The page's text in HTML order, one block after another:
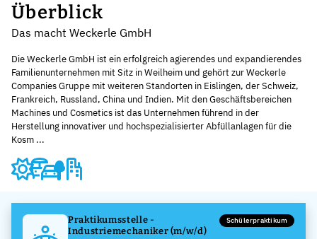
Überblick
Das macht Weckerle GmbH
Die Weckerle GmbH ist ein erfolgreich agierendes und expandierendes
Familienunternehmen mit Sitz in Weilheim und gehört zur Weckerle
Companies Gruppe mit weiteren Standorten in Eislingen, der Schweiz,
Frankreich, Russland, China und Indien. Mit den Geschäftsbereichen
Machines und Cosmetics ist das Unternehmen führend in der
Herstellung innovativer und hochspezialisierter Abfüllanlagen für die
Kosm ...
Praktikumsstelle -
Industriemechaniker (m/w/d)
Schülerpraktikum